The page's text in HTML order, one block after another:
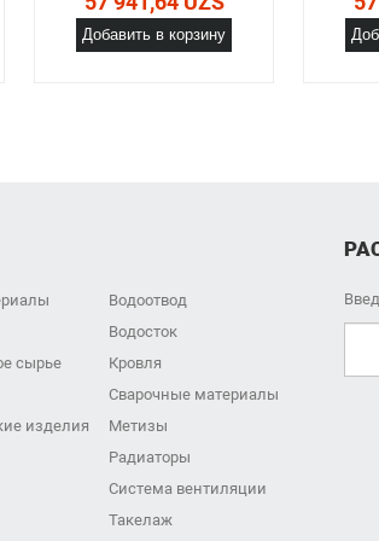
Добавить в корзину
сырье
изделия
Водоотвод
Водосток
Кровля
Сварочные материалы
Метизы
Радиаторы
Система вентиляции
Такелаж